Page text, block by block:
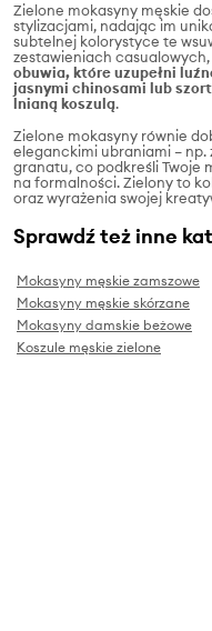
Zielone mokasyny męskie
stylizacjami, nadając im
subtelnej kolorystyce te
zestawieniach
obuwia, które uzupełni
jasnymi chinosami lub
lnianą koszulą.
Zielone mokasyny równie
eleganckimi ubraniami –
granatu, co podkreśli Twoje
na formalności. Zielony to
oraz wyrażenia swojej
Sprawdź też inne
Mokasyny męskie zamszowe
Mokasyny męskie skórzane
Mokasyny damskie beżowe
Koszule męskie zielone